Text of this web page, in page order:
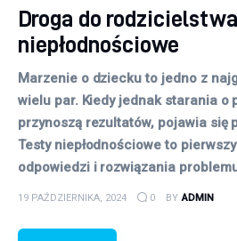
Droga do
niepłodnościowe
Marzenie o dziecku to jedno z
wielu par. Kiedy jednak starania o
przynoszą rezultatów, pojawia się
Testy niepłodnościowe to
odpowiedzi i rozwiązania
19 PAŹDZIERNIKA, 2024 0 BY ADMIN